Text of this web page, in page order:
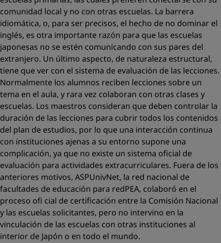
comunidad local y no con otras escuelas. La barrera
idiomática, o, para ser precisos, el hecho de no dominar el
inglés, es otra importante razón para que las escuelas
japonesas no se estén comunicando con sus pares del
extranjero. Un último aspecto, de naturaleza estructural,
tiene que ver con el sistema de evaluación de las lecciones.
Normalmente los alumnos reciben lecciones sobre un
tema en el aula, y rara vez colaboran con otras clases y
escuelas. Los maestros consideran que deben controlar la
duración de las lecciones para cubrir todos los contenidos
del plan de estudios, por lo que una interacción continua
con instituciones ajenas a su entorno supone una
complicación, ya que no existe un sistema oﬁcial de
evaluación para actividades extracurriculares. Fuera de los
anteriores motivos, ASPUnivNet, la red nacional de
facultades de educación para redPEA, colaboró en el
proceso oﬁ cial de certiﬁcación entre la Comisión Nacional
y las escuelas solicitantes, pero no intervino en la
vinculación de las escuelas con otras instituciones al
interior de Japón o en todo el mundo.